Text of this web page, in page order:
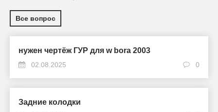
Все вопрос
нужен чертёж ГУР для w bora 2003
02.08.2025 0
Задние колодки